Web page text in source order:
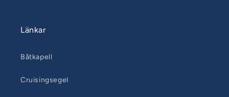
Länkar
Båtkapell
Cruisingsegel